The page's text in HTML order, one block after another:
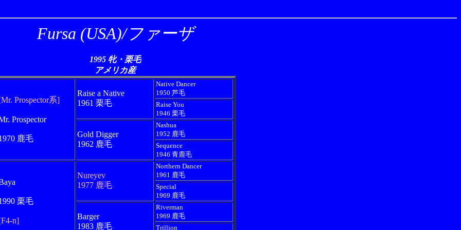
Fursa (USA)/ファーザ
1995 牝・栗毛
アメリカ産
Prospector系]
Prospector
鹿毛
Raise a Native
1961 栗毛
Native Dancer
1950 芦毛
Raise You
1946 栗毛
Gold Digger
1962 鹿毛
Nashua
1952 鹿毛
Sequence
1946 青鹿毛
栗毛
n]
Nureyev
1977 鹿毛
Northern Dancer
1961 鹿毛
Special
1969 鹿毛
Barger
1983 鹿毛
Riverman
1969 鹿毛
Trillion